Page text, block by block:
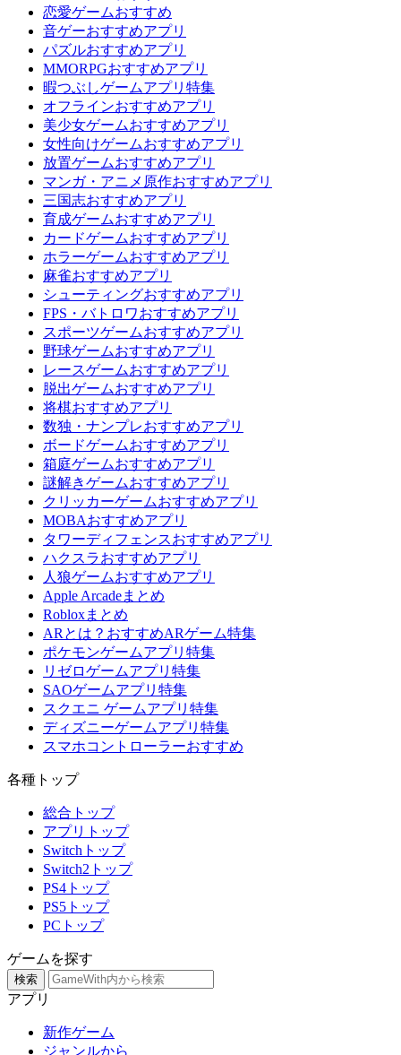
恋愛ゲームおすすめ
音ゲーおすすめアプリ
パズルおすすめアプリ
MMORPGおすすめアプリ
暇つぶしゲームアプリ特集
オフラインおすすめアプリ
美少女ゲームおすすめアプリ
女性向けゲームおすすめアプリ
放置ゲームおすすめアプリ
マンガ・アニメ原作おすすめアプリ
三国志おすすめアプリ
育成ゲームおすすめアプリ
カードゲームおすすめアプリ
ホラーゲームおすすめアプリ
麻雀おすすめアプリ
シューティングおすすめアプリ
FPS・バトロワおすすめアプリ
スポーツゲームおすすめアプリ
野球ゲームおすすめアプリ
レースゲームおすすめアプリ
脱出ゲームおすすめアプリ
将棋おすすめアプリ
数独・ナンプレおすすめアプリ
ボードゲームおすすめアプリ
箱庭ゲームおすすめアプリ
謎解きゲームおすすめアプリ
クリッカーゲームおすすめアプリ
MOBAおすすめアプリ
タワーディフェンスおすすめアプリ
ハクスラおすすめアプリ
人狼ゲームおすすめアプリ
Apple Arcadeまとめ
Robloxまとめ
ARとは？おすすめARゲーム特集
ポケモンゲームアプリ特集
リゼロゲームアプリ特集
SAOゲームアプリ特集
スクエニ ゲームアプリ特集
ディズニーゲームアプリ特集
スマホコントローラーおすすめ
各種トップ
総合トップ
アプリトップ
Switchトップ
Switch2トップ
PS4トップ
PS5トップ
PCトップ
ゲームを探す
検索
アプリ
新作ゲーム
ジャンルから